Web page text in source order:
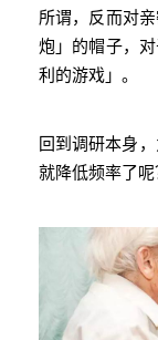
所谓，反而对
炮」的帽子，
利的游戏」。
回到调研本身
就降低频率了呢